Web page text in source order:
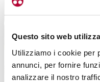
Questo sito web
Utilizziamo i cookie per
annunci, per fornire
analizzare il nostro